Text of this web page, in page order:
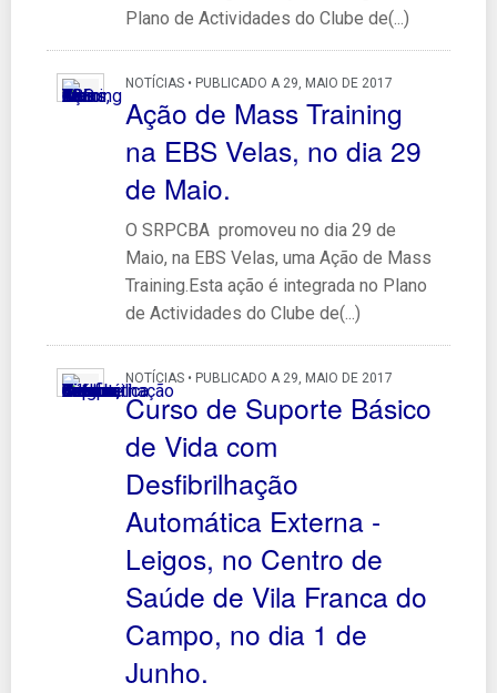
Plano de Actividades do Clube de(...)
NOTÍCIAS • PUBLICADO A 29, MAIO DE 2017
Ação de Mass Training
na EBS Velas, no dia 29
de Maio.
O SRPCBA promoveu no dia 29 de
Maio, na EBS Velas, uma Ação de Mass
Training.Esta ação é integrada no Plano
de Actividades do Clube de(...)
NOTÍCIAS • PUBLICADO A 29, MAIO DE 2017
Curso de Suporte Básico
de Vida com
Desfibrilhação
Automática Externa -
Leigos, no Centro de
Saúde de Vila Franca do
Campo, no dia 1 de
Junho.